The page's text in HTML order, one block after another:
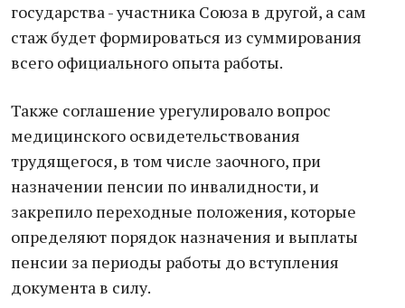
государства - участника Союза в другой, а сам
стаж будет формироваться из суммирования
всего официального опыта работы.
Также соглашение урегулировало вопрос
медицинского освидетельствования
трудящегося, в том числе заочного, при
назначении пенсии по инвалидности, и
закрепило переходные положения, которые
определяют порядок назначения и выплаты
пенсии за периоды работы до вступления
документа в силу.